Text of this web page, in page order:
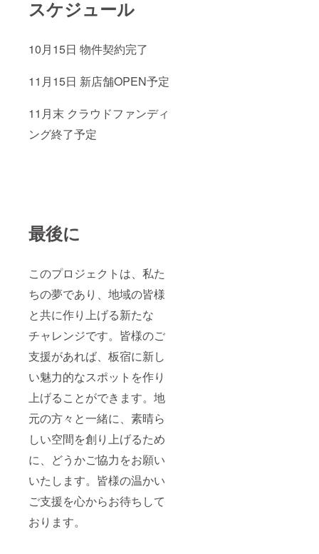
スケジュール
10月15日 物件契約完了
11月15日 新店舗OPEN予定
11月末 クラウドファンディ
ング終了予定
最後に
このプロジェクトは、私た
ちの夢であり、地域の皆様
と共に作り上げる新たな
チャレンジです。皆様のご
支援があれば、板宿に新し
い魅力的なスポットを作り
上げることができます。地
元の方々と一緒に、素晴ら
しい空間を創り上げるため
に、どうかご協力をお願い
いたします。皆様の温かい
ご支援を心からお待ちして
おります。